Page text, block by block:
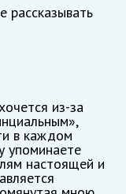
рассказывать
из-за
в каждом
упоминаете
настоящей и